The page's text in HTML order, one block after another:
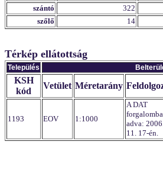
szántó
322
szőlő
14
Térkép ellátottság
Település
KSH
kód
Vetület Méretarány
1193 EOV 1:1000
A DAT
forgalomba
adva:
11. 17-én.